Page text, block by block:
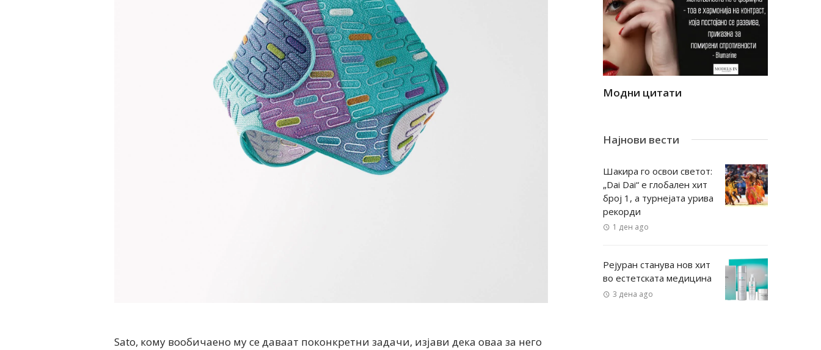
Sato, кому вообичаено му се даваат поконкретни задачи, изјави дека оваа за него
Модни цитати Модни цитати Модни цитати
Најнови вести
Шакира го освои светот:
„Dai Dai“ е глобален хит
број 1, а турнејата урива
рекорди
1 ден ago
Рејуран станува нов хит
во естетската медицина
3 дена ago